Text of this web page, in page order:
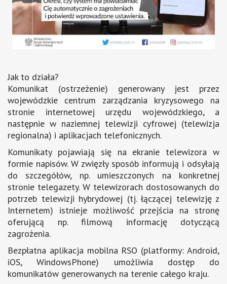
Jak to działa?
Komunikat (ostrzeżenie) generowany jest przez
wojewódzkie centrum zarządzania kryzysowego na
stronie internetowej urzędu wojewódzkiego, a
następnie w naziemnej telewizji cyfrowej (telewizja
regionalna) i aplikacjach telefonicznych.
Komunikaty pojawiają się na ekranie telewizora w
formie napisów. W zwięzły sposób informują i odsyłają
do szczegółów, np. umieszczonych na konkretnej
stronie telegazety. W telewizorach dostosowanych do
potrzeb telewizji hybrydowej (tj. łączącej telewizję z
Internetem) istnieje możliwość przejścia na stronę
oferującą np. filmową informację dotyczącą
zagrożenia.
Bezpłatna aplikacja mobilna RSO (platformy: Android,
iOS, WindowsPhone) umożliwia dostęp do
komunikatów generowanych na terenie całego kraju.